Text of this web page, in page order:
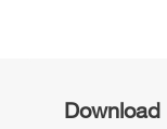
Download